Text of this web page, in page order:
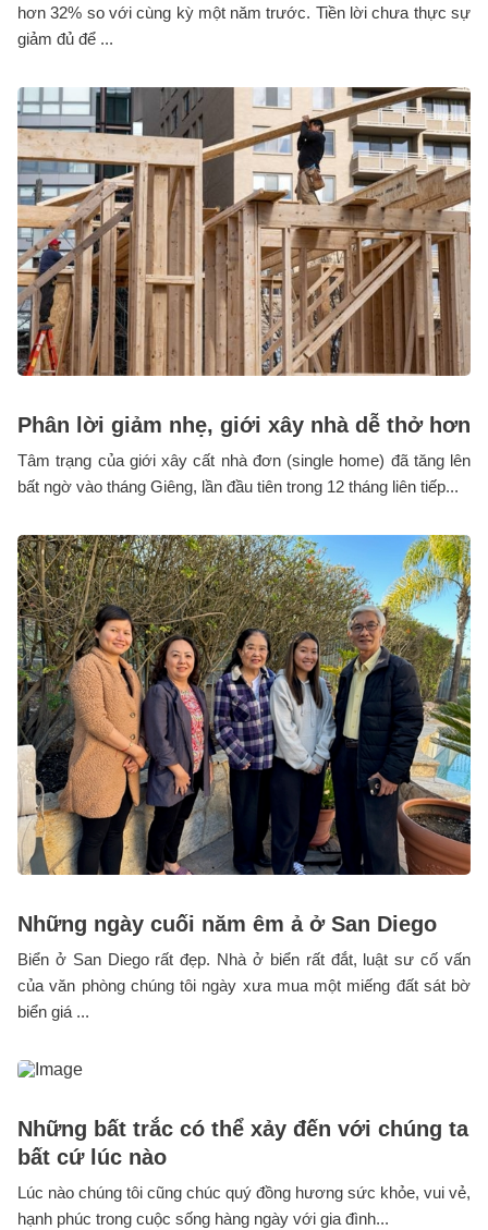
hơn 32% so với cùng kỳ một năm trước. Tiền lời chưa thực sự
giảm đủ để ...
Phân lời giảm nhẹ, giới xây nhà dễ thở hơn
Tâm trạng của giới xây cất nhà đơn (single home) đã tăng lên
bất ngờ vào tháng Giêng, lần đầu tiên trong 12 tháng liên tiếp...
Những ngày cuối năm êm ả ở San Diego
Biển ở San Diego rất đẹp. Nhà ở biển rất đắt, luật sư cố vấn
của văn phòng chúng tôi ngày xưa mua một miếng đất sát bờ
biển giá ...
Những bất trắc có thể xảy đến với chúng ta
bất cứ lúc nào
Lúc nào chúng tôi cũng chúc quý đồng hương sức khỏe, vui vẻ,
hạnh phúc trong cuộc sống hàng ngày với gia đình...